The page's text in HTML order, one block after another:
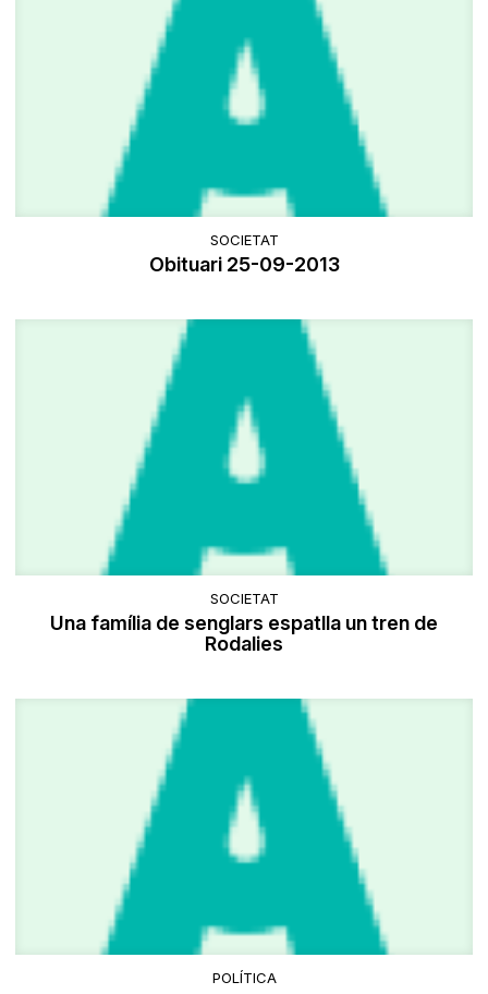
SOCIETAT
Obituari 25-09-2013
SOCIETAT
Una família de senglars espatlla un tren de
Rodalies
POLÍTICA